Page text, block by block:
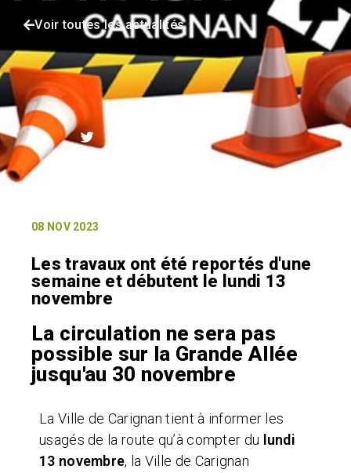
Voir toutes les actualités
08 NOV 2023
Les travaux ont été reportés d'une
semaine et débutent le lundi 13
novembre
La circulation ne sera pas
possible sur la Grande Allée
jusqu'au 30 novembre
La Ville de Carignan tient à informer les
usagés de la route qu’à compter du lundi
13 novembre, la Ville de Carignan